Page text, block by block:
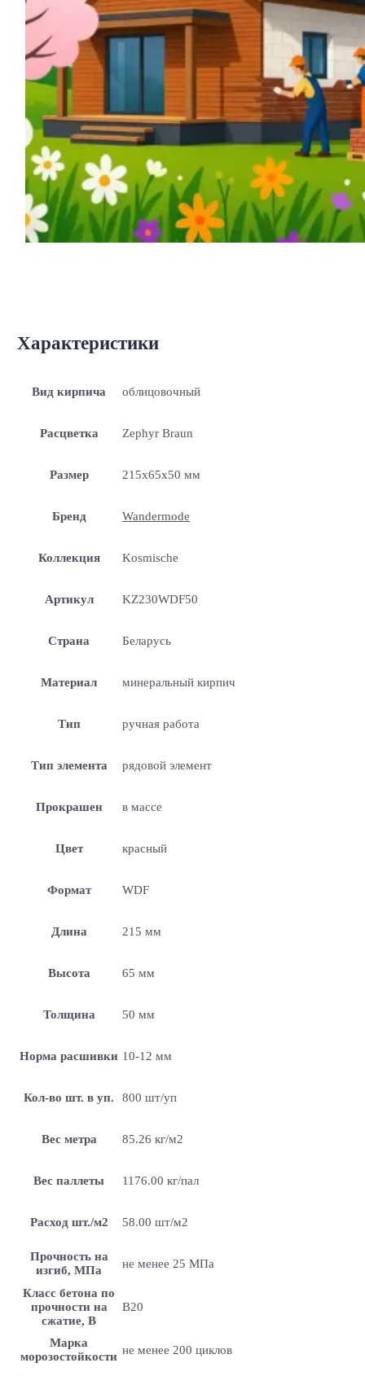
Характеристики
Вид кирпича облицовочный
Расцветка Zephyr Braun
Размер 215x65x50 мм
Бренд Wandermode
Коллекция Kosmische
Артикул KZ230WDF50
Страна Беларусь
Материал минеральный кирпич
Тип ручная работа
Тип элемента рядовой элемент
Прокрашен в массе
Цвет красный
Формат WDF
Длина 215 мм
Высота 65 мм
Толщина 50 мм
Норма расшивки 10-12 мм
Кол-во шт. в уп. 800 шт/уп
Вес метра 85.26 кг/м2
Вес паллеты 1176.00 кг/пал
Расход шт./м2 58.00 шт/м2
Прочность на
изгиб, МПа
не менее 25 МПа
Класс бетона по
прочности на
сжатие, В
B20
Марка
морозостойкости не менее 200 циклов